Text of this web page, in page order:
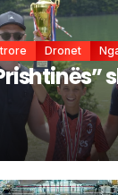
Dronet